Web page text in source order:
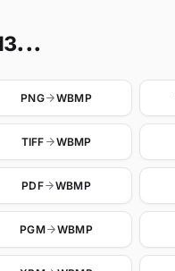
PNG WBMP
TIFF WBMP
PDF WBMP
PGM WBMP